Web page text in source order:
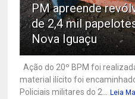
PM apreende
de 2,4 mil
Nova Iguaçu
Ação do 20º BPM foi
material ilícito foi
Policiais militares do 2...
Leia